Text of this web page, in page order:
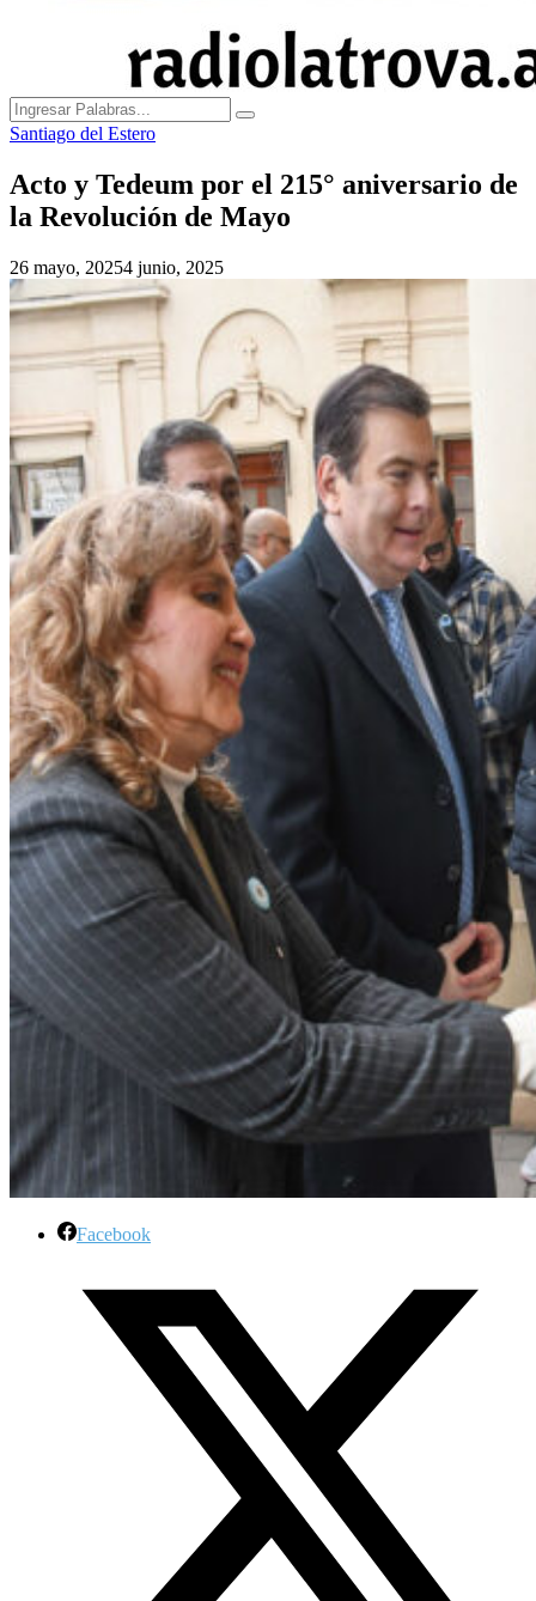
Search
for:
Search
Santiago del Estero
Acto y Tedeum por el 215° aniversario de
la Revolución de Mayo
26 mayo, 20254 junio, 2025
Facebook